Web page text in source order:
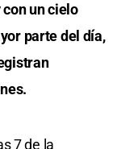
un cielo
parte del día,
7 de la